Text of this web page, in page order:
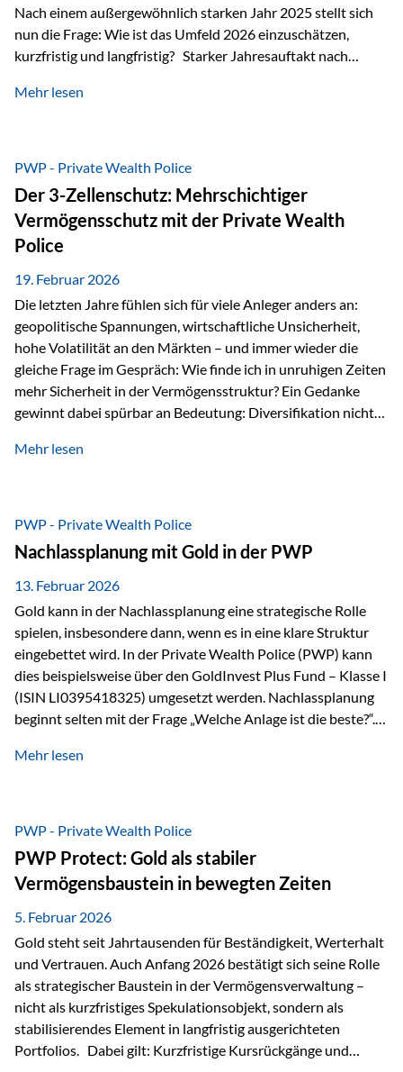
Nach einem außergewöhnlich starken Jahr 2025 stellt sich
nun die Frage: Wie ist das Umfeld 2026 einzuschätzen,
kurzfristig und langfristig? Starker Jahresauftakt nach
Dynamik in das Jahr 2026 gestartet. Zwischen dem
Währungen: +11,5 % Bereits 2025 war ein außergewöhnlich
starkes Jahr: +64,4 % in USD Durchschnitt über alle
Währungen: +56,6 % Langfristig zeigt sich ebenfalls ein
solides…
Mehr lesen
PWP - Private Wealth Police
Der 3-Zellenschutz: Mehrschichtiger
Vermögensschutz mit der Private Wealth
Police
19. Februar 2026
Die letzten Jahre fühlen sich für viele Anleger anders an:
geopolitische Spannungen, wirtschaftliche Unsicherheit,
hohe Volatilität an den Märkten – und immer wieder die
gleiche Frage im Gespräch: Wie finde ich in unruhigen Zeiten
mehr Sicherheit in der Vermögensstruktur? Ein Gedanke
gewinnt dabei spürbar an Bedeutung: Diversifikation nicht
Wer Vermögen ausschließlich in einem Rechtsraum
Liechtenstein eine Rolle spielen: außerhalb der EU, ohne
Euro, mit einem eigenständigen Rechts- und Finanzplatz.
Und genau an dieser Stelle setzt der 3-Zellenschutz an –…
Mehr lesen
PWP - Private Wealth Police
Nachlassplanung mit Gold in der PWP
13. Februar 2026
Gold kann in der Nachlassplanung eine strategische Rolle
spielen, insbesondere dann, wenn es in eine klare Struktur
eingebettet wird. In der Private Wealth Police (PWP) kann
dies beispielsweise über den GoldInvest Plus Fund – Klasse I
(ISIN LI0395418325) umgesetzt werden. Nachlassplanung
beginnt selten mit der Frage „Welche Anlage ist die beste?“.
was bekommen – wann – und in welcher Struktur?Und vor
bei größeren Vermögen ist das entscheidend.
Mehr lesen
PWP - Private Wealth Police
PWP Protect: Gold als stabiler
Vermögensbaustein in bewegten Zeiten
5. Februar 2026
Gold steht seit Jahrtausenden für Beständigkeit, Werterhalt
und Vertrauen. Auch Anfang 2026 bestätigt sich seine Rolle
als strategischer Baustein in der Vermögensverwaltung –
nicht als kurzfristiges Spekulationsobjekt, sondern als
stabilisierendes Element in langfristig ausgerichteten
Portfolios. Dabei gilt: Kurzfristige Kursrückgänge und